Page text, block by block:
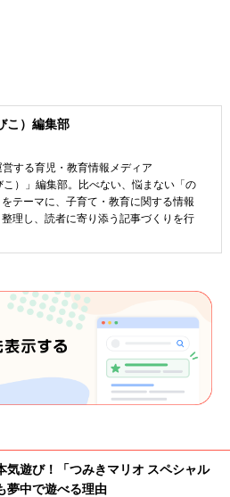
こ）編集部
する育児・教育情報メディア
こ）」編集部。比べない、悩まない「の
テーマに、子育て・教育に関する情報
理し、読者に寄り添う記事づくりを行
気遊び！「つみきマリオ スペシャル
夢中で遊べる理由